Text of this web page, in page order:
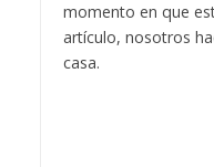
momento en que
artículo, nosotros
casa.